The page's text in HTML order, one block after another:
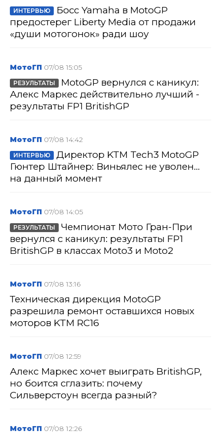
ИНТЕРВЬЮ
Босс Yamaha в MotoGP
предостерег Liberty Media от продажи
«души мотогонок» ради шоу
МотоГП 07/08 15:05
РЕЗУЛЬТАТЫ
MotoGP вернулся с каникул:
Алекс Маркес действительно лучший -
результаты FP1 BritishGP
МотоГП 07/08 14:42
ИНТЕРВЬЮ
Директор KTM Tech3 MotoGP
Гюнтер Штайнер: Виньялес не уволен...
на данный момент
МотоГП 07/08 14:05
РЕЗУЛЬТАТЫ
Чемпионат Мото Гран-При
вернулся с каникул: результаты FP1
BritishGP в классах Moto3 и Moto2
МотоГП 07/08 13:16
Техническая дирекция MotoGP
разрешила ремонт оставшихся новых
моторов KTM RC16
МотоГП 07/08 12:59
Алекс Маркес хочет выиграть BritishGP,
но боится сглазить: почему
Сильверстоун всегда разный?
МотоГП 07/08 12:26